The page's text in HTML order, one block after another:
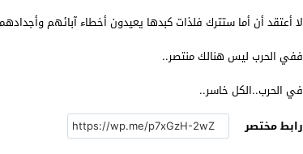
لا أعتقد أن أما ستترك فلذات كبدها يعيدون أخطاء آبائهم
ففي الحرب ليس هنالك منتصر..
في الحرب..الكل خاسر..
رابط مختصر